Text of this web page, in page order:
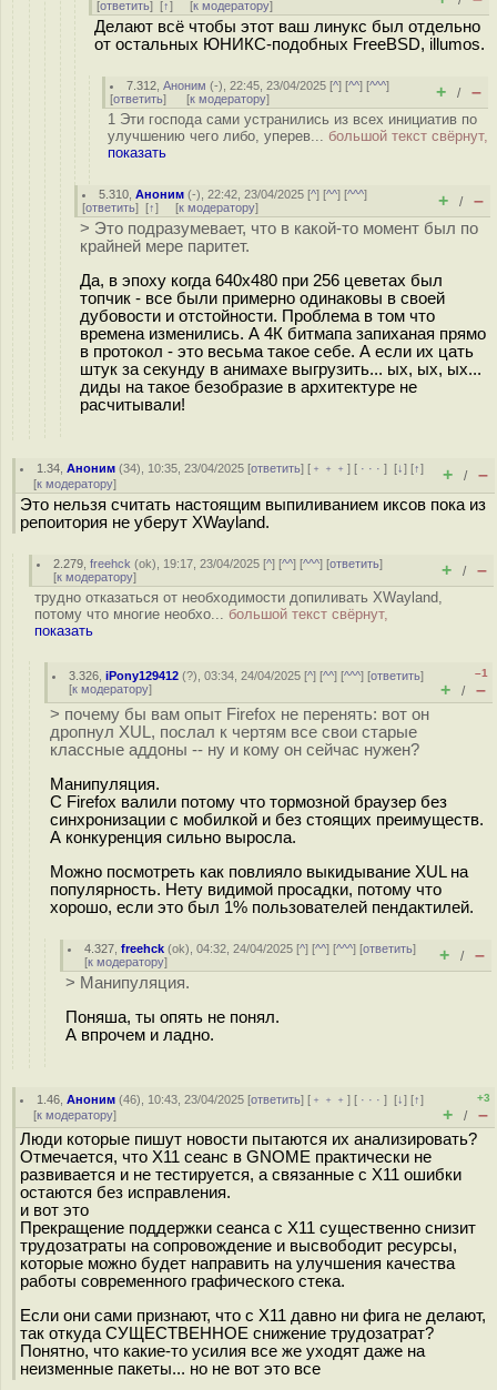
[ответить] [↑] [к модератору]
Делают всё чтобы этот ваш линукс был отдельно
от остальных ЮНИКС-подобных FreeBSD, illumos.
7.312 ,Аноним (-), 22:45, 23/04/2025 [^] [^^] [^^^]
[ответить] [к модератору] + / –
1 Эти господа сами устранились из всех инициатив по
улучшению чего либо, уперев... большой текст свёрнут,
показать
5.310 ,Аноним (-), 22:42, 23/04/2025 [^] [^^] [^^^]
[ответить] [↑] [к модератору] + / –
> Это подразумевает, что в какой-то момент был по
крайней мере паритет.
Да, в эпоху когда 640x480 при 256 цеветах был
топчик - все были примерно одинаковы в своей
дубовости и отстойности. Проблема в том что
времена изменились. А 4К битмапа запиханая прямо
в протокол - это весьма такое себе. А если их цать
штук за секунду в анимахе выгрузить... ых, ых, ых...
диды на такое безобразие в архитектуре не
расчитывали!
1.34 ,Аноним (34), 10:35, 23/04/2025 [ответить] [ ﹢﹢﹢] [ · · ·][↓] [↑]
[к модератору] + / –
Это нельзя считать настоящим выпиливанием иксов пока из
репоитория не уберут XWayland.
2.279 ,freehck (ok), 19:17, 23/04/2025 [^] [^^] [^^^] [ответить]
[к модератору] + / –
трудно отказаться от необходимости допиливать XWayland,
потому что многие необхо... большой текст свёрнут,
показать
3.326 ,iPony129412 (?), 03:34, 24/04/2025 [^] [^^] [^^^] [ответить]
[к модератору]
–1
+ / –
> почему бы вам опыт Firefox не перенять: вот он
дропнул XUL, послал к чертям все свои старые
классные аддоны -- ну и кому он сейчас нужен?
Манипуляция.
С Firefox валили потому что тормозной браузер без
синхронизации с мобилкой и без стоящих преимуществ.
А конкуренция сильно выросла.
Можно посмотреть как повлияло выкидывание XUL на
популярность. Нету видимой просадки, потому что
хорошо, если это был 1% пользователей пендактилей.
4.327 ,freehck (ok), 04:32, 24/04/2025 [^] [^^] [^^^] [ответить]
[к модератору] + / –
> Манипуляция.
Поняша, ты опять не понял.
А впрочем и ладно.
1.46 ,Аноним (46), 10:43, 23/04/2025 [ответить] [ ﹢﹢﹢] [ · · ·][↓] [↑]
[к модератору]
+3
+ / –
Люди которые пишут новости пытаются их анализировать?
Отмечается, что X11 сеанс в GNOME практически не
развивается и не тестируется, а связанные с X11 ошибки
остаются без исправления.
и вот это
Прекращение поддержки сеанса с X11 существенно снизит
трудозатраты на сопровождение и высвободит ресурсы,
которые можно будет направить на улучшения качества
работы современного графического стека.
Если они сами признают, что с X11 давно ни фига не делают,
так откуда СУЩЕСТВЕННОЕ снижение трудозатрат?
Понятно, что какие-то усилия все же уходят даже на
неизменные пакеты... но не вот это все